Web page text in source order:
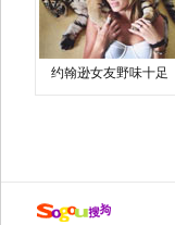
约翰逊女友野味十足